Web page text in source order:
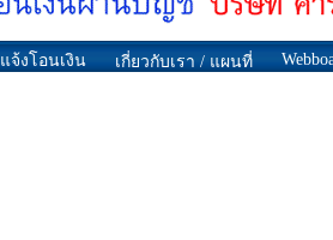
แจ้งโอนเงิน เกี่ยวกับเรา / แผนที่